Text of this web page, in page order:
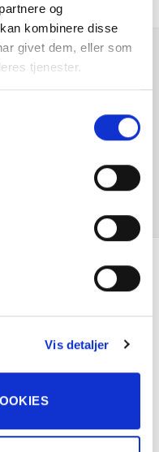
og
kombinere disse
givet dem, eller som
tjenester.
Vis detaljer
i